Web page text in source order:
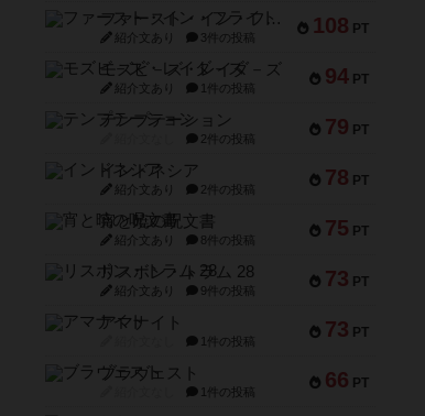
108 PT
ファースト・イン・フライト
紹介文あり 3件の投稿
94 PT
モズビ－ズ・レイダ－ズ
紹介文あり 1件の投稿
79 PT
テンプテーション
2件の投稿
78 PT
インドネシア
紹介文あり 2件の投稿
75 PT
宵と暁の呪文書
紹介文あり 8件の投稿
73 PT
リスボン・トラム 28
紹介文あり 9件の投稿
73 PT
アマナイト
1件の投稿
66 PT
ブラヴェスト
1件の投稿